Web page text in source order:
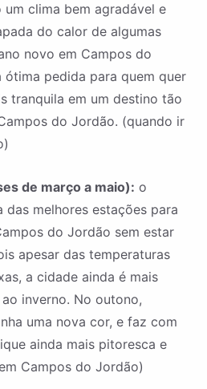
clima bem agradável e
do calor de algumas
novo em Campos do
pedida para quem quer
tranquila em um destino tão
do Jordão. (quando ir
de março a maio): o
das melhores estações para
do Jordão sem estar
apesar das temperaturas
a cidade ainda é mais
inverno. No outono,
uma nova cor, e faz com
ainda mais pitoresca e
Campos do Jordão)